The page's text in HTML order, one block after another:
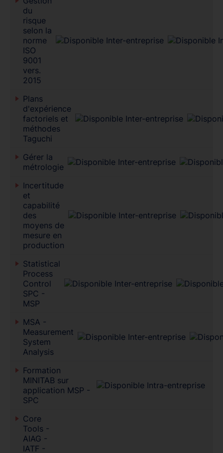
du
risque
selon la
norme
ISO
9001
vers.
2015
Plans
d'expérience
factoriels et
méthodes
Taguchi
Gérer la
métrologie
Incertitude
et
capabilité
des
moyens de
mesure en
production
Statistical
Process
Control
SPC -
MSP
MSA -
Measurement
System
Analysis
Formation
MINITAB sur
application MSP -
SPC
Core
Tools -
AIAG -
IATF -